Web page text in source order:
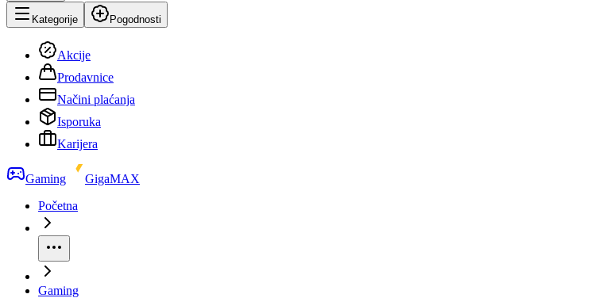
Kategorije Pogodnosti
Akcije
Prodavnice
Načini plaćanja
Isporuka
Karijera
Gaming
GigaMAX
Početna
Gaming